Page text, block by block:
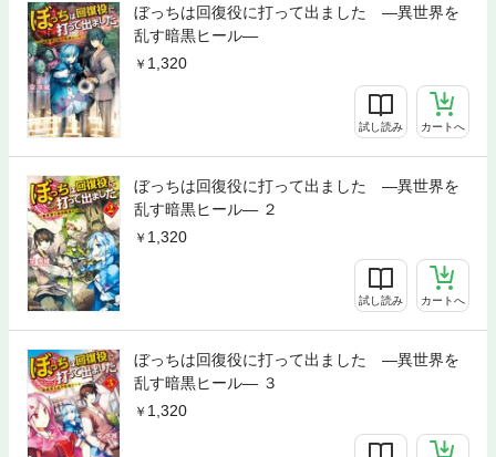
ぼっちは回復役に打って出ました ―異世界を
乱す暗黒ヒール―
1,320
試し読み カートへ
ぼっちは回復役に打って出ました ―異世界を
乱す暗黒ヒール― ２
1,320
試し読み カートへ
ぼっちは回復役に打って出ました ―異世界を
乱す暗黒ヒール― ３
1,320